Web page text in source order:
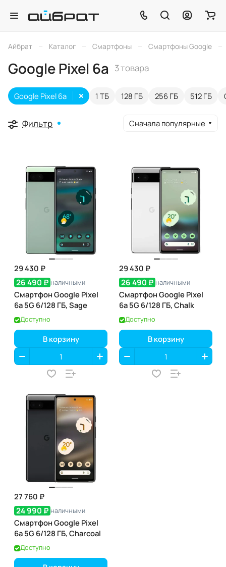
Айбрат – Каталог – Смартфоны – Смартфоны Google –
Google Pixel 6a 3 товара
1 ТБ 128 ГБ 256 ГБ 512 ГБ
Google Pixel 6a
Фильтр Сначала популярные
29 430 ₽
26 490 ₽ наличными
Смартфон Google Pixel
6a 5G 6/128 ГБ, Sage
Доступно
В корзину
29 430 ₽
26 490 ₽ наличными
Смартфон Google Pixel
6a 5G 6/128 ГБ, Chalk
Доступно
В корзину
27 760 ₽
24 990 ₽ наличными
Смартфон Google Pixel
6a 5G 6/128 ГБ, Charcoal
Доступно